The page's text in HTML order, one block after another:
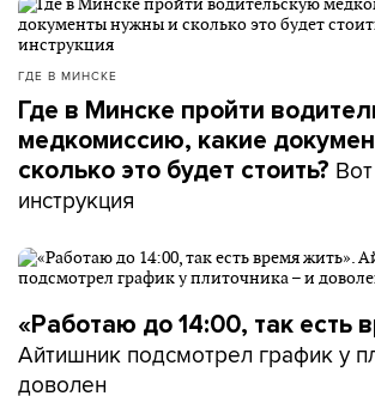
ГДЕ В МИНСКЕ
Где в Минске пройти
медкомиссию, какие
сколько это будет стоить?
инструкция
«Работаю до 14:00, так есть
Айтишник подсмотрел график у
доволен